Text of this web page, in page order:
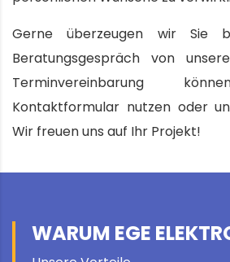
Gerne überzeugen wir Sie
Beratungsgespräch von
Terminvereinbarung
Kontaktformular nutzen oder
Wir freuen uns auf Ihr Projekt!
WARUM EGE